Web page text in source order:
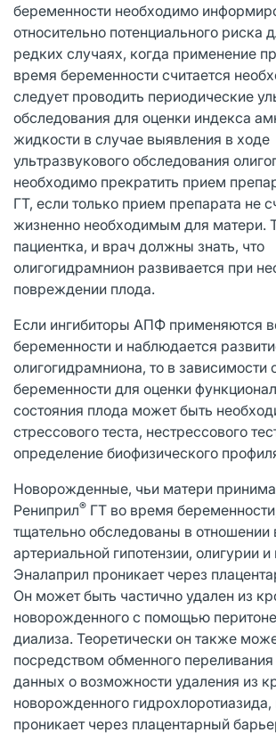
беременности необходимо
относительно потенциального риска
редких случаях, когда применение
время беременности считается
следует проводить периодические
обследования для оценки индекса
жидкости в случае выявления в ходе
ультразвукового обследования
необходимо прекратить прием
ГТ, если только прием препарата не
жизненно необходимым для матери.
пациентка, и врач должны знать, что
олигогидрамнион развивается при
повреждении плода.
Если ингибиторы АПФ применяются
беременности и наблюдается
олигогидрамниона, то в зависимости
беременности для оценки
состояния плода может быть
стрессового теста, нестрессового
определение биофизического
Новорожденные, чьи матери
Рениприл® ГТ во время
тщательно обследованы в отношении
артериальной гипотензии, олигурии
Эналаприл проникает через
Он может быть частично удален из
новорожденного с помощью
диализа. Теоретически он также
посредством обменного
данных о возможности удаления из
новорожденного
проникает через плацентарный